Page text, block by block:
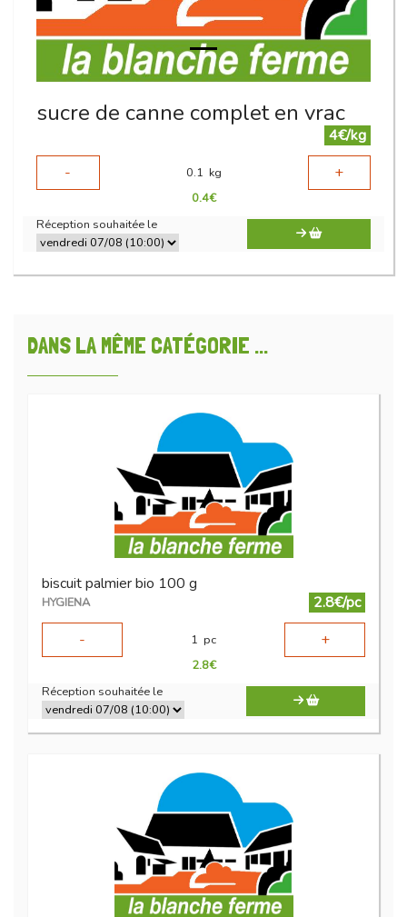
sucre de canne complet en vrac
4€/kg
-
0.1 kg +
0.4€
Réception souhaitée le
DANS LA MÊME CATÉGORIE ...
biscuit palmier bio 100 g
HYGIENA
2.8€/pc
-
1 pc +
2.8€
Réception souhaitée le